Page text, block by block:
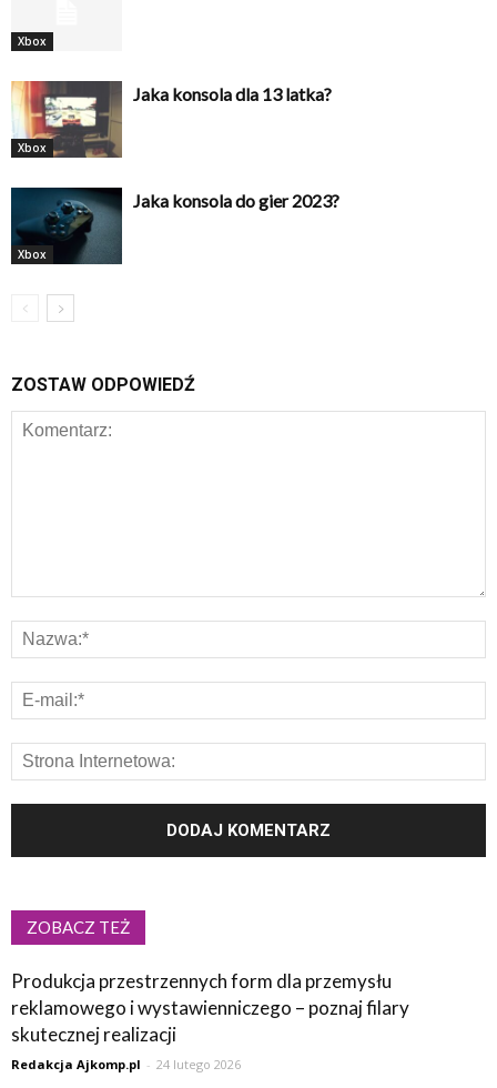
Xbox
Xbox
Jaka konsola dla 13 latka?
Xbox
Jaka konsola do gier 2023?
ZOSTAW ODPOWIEDŹ
ZOBACZ TEŻ
Produkcja przestrzennych form dla przemysłu
reklamowego i wystawienniczego – poznaj filary
skutecznej realizacji
Redakcja Ajkomp.pl - 24 lutego 2026